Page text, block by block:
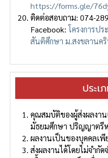
https://forms.gle/
ติดต่อสอบถาม: 074-
Facebook: โครงการป
สันติศึกษา ม.สงขลานค
ประเ
คุณสมบัติของผู้ส่งผลงาน
มัธยมศึกษา ปริญญาตรี
ผลงานเป็นของบุคคลเพี
ส่งผลงานได้โดยไม่จํากั